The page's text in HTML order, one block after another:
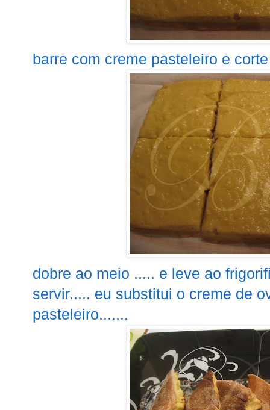
barre com creme pasteleiro e
dobre ao meio ..... e leve ao
servir..... eu substitui o creme de
pasteleiro.......